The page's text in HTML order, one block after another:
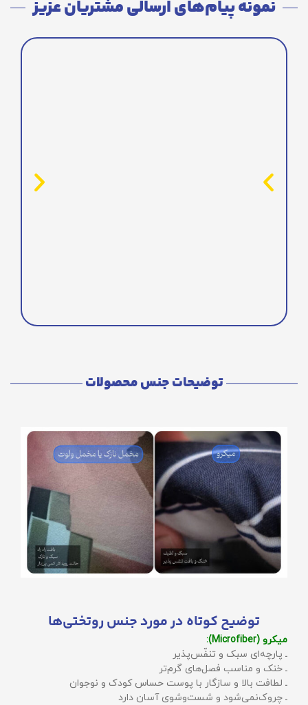
نمونه پیام‌های ارسالی مشتریان عزیز
توضیحات جنس محصولات
توضیح کوتاه در مورد جنس روتختی‌ها
میکرو (Microfiber):
ـ پارچه‌ای سبک و تنفّس‌پذیر
ـ خنک و مناسب فصل‌های گرم‌تر
ـ لطافت بالا و سازگار با پوست حساس کودک و نوجوان
ـ چروک‌نمی‌شود و شست‌وشوی آسان دارد